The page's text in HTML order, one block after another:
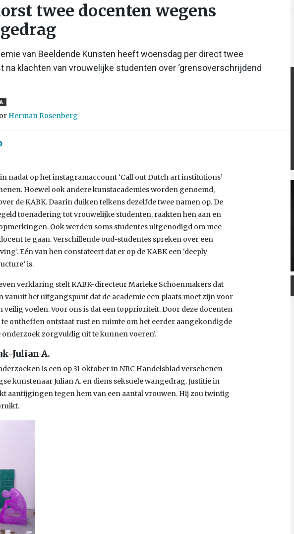
twee docenten wegens
van Beeldende Kunsten heeft woensdag per direct twee
na klachten van vrouwelijke studenten over ‘grensoverschrijdend
Herman Rosenberg
nadat op het instagramaccount ‘Call out Dutch art institutions’
Hoewel ook andere kunstacademies worden genoemd,
de KABK. Daarin duiken telkens dezelfde twee namen op. De
toenadering tot vrouwelijke studenten, raakten hen aan en
Ook werden soms studentes uitgenodigd om mee
te gaan. Verschillende oud-studentes spreken over een
Eén van hen constateert dat er op de KABK een ‘deeply
is.
verklaring stelt KABK-directeur Marieke Schoenmakers dat
vanuit het uitgangspunt dat de academie een plaats moet zijn voor
veilig voelen. Voor ons is dat een topprioriteit. Door deze docenten
ontheffen ontstaat rust en ruimte om het eerder aangekondigde
zorgvuldig uit te kunnen voeren’.
Julian A.
is een op 31 oktober in NRC Handelsblad verschenen
kunstenaar Julian A. en diens seksuele wangedrag. Justitie in
aantijgingen tegen hem van een aantal vrouwen. Hij zou twintig